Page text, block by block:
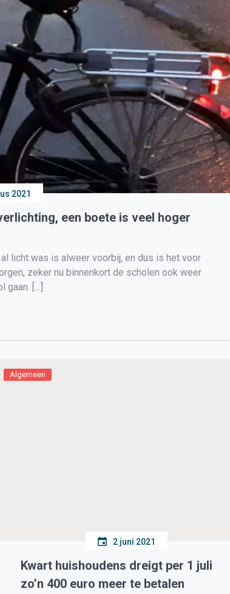
2021
een boete is veel hoger
licht was is alweer voorbij, en dus is het voor
zeker nu binnenkort de scholen ook weer
gaan. […]
Algemeen
2 juni 2021
Kwart huishoudens dreigt per 1 juli
zo’n 400 euro meer te betalen